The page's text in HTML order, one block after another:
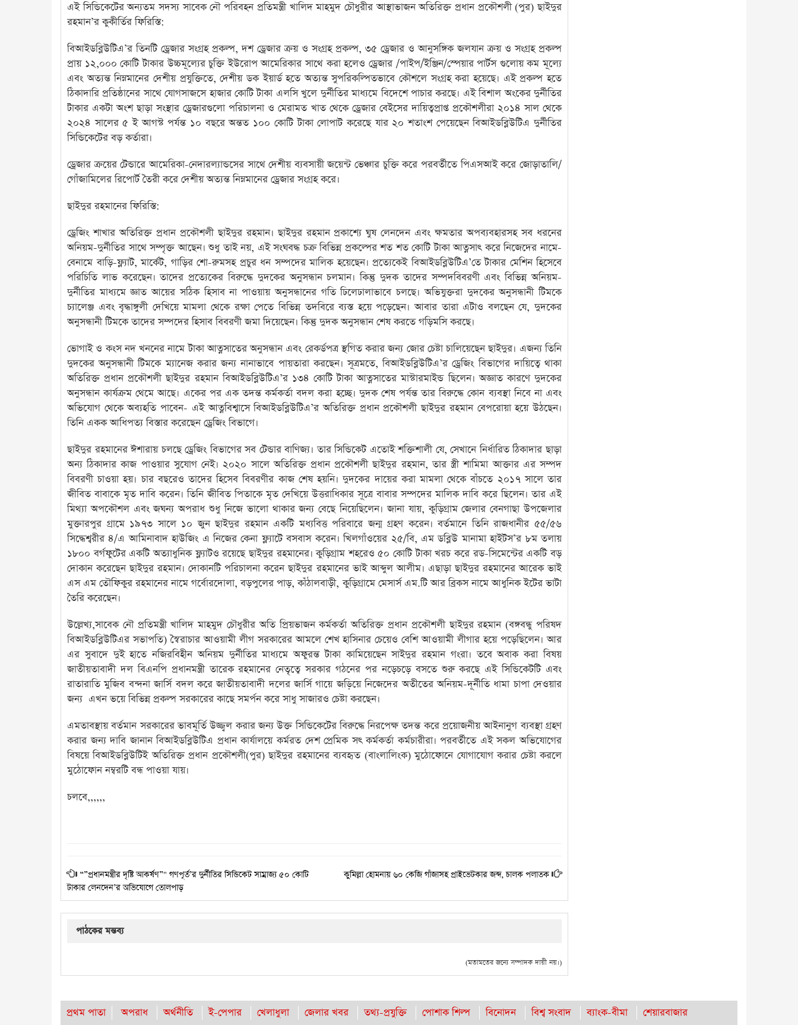
এই সিন্ডিকেটের অন্যতম সদস্য সাবেক নৌ পরিবহন প্রতিমন্ত্রী খালিদ মাহমুদ চৌধুরীর আস্থাভাজন অতিরিক্ত প্রধান প্রকৌশলী (পুর) ছাইদুর
রহমান’র কুকীর্তির ফিরিস্তি:
বিআইডব্লিউটিএ’র তিনটি ড্রেজার সংগ্রহ প্রকল্প, দশ ড্রেজার ক্রয় ও সংগ্রহ প্রকল্প, ৩৫ ড্রেজার ও আনুসঙ্গিক জলযান ক্রয় ও সংগ্রহ প্রকল্প
প্রায় ১২,০০০ কোটি টাকার উচ্চমূল্যের চুক্তি ইউরোপ আমেরিকার সাথে করা হলেও ড্রেজার /পাইপ/ইঞ্জিন/স্পেয়ার পার্টস গুলোয় কম মূল্যে
এবং অত্যন্ত নিম্নমানের দেশীয় প্রযুক্তিতে, দেশীয় ডক ইয়ার্ড হতে অত্যন্ত সুপরিকল্পিতভাবে কৌশলে সংগ্রহ করা হয়েছে। এই প্রকল্প হতে
ঠিকাদারি প্রতিষ্ঠানের সাথে যোগসাজসে হাজার কোটি টাকা এলসি খুলে দুর্নীতির মাধ্যমে বিদেশে পাচার করছে। এই বিশাল অংকের দুর্নীতির
টাকার একটা অংশ ছাড়া সংস্থার ড্রেজারগুলো পরিচালনা ও মেরামত খাত থেকে ড্রেজার বেইসের দায়িত্বপ্রাপ্ত প্রকৌশলীরা ২০১৪ সাল থেকে
২০২৪ সালের ৫ ই আগস্ট পর্যন্ত ১০ বছরে অন্তত ১০০ কোটি টাকা লোপাট করেছে যার ২০ শতাংশ পেয়েছেন বিআইডব্লিউটিএ দুর্নীতির
সিন্ডিকেটের বড় কর্তারা।
ড্রেজার ক্রয়ের টেন্ডারে আমেরিকা-নেদারল্যান্ডসের সাথে দেশীয় ব্যবসায়ী জয়েন্ট ভেঞ্চার চুক্তি করে পরবর্তীতে পিএসআই করে জোড়াতালি/
গোঁজামিলের রিপোর্ট তৈরী করে দেশীয় অত্যন্ত নিম্নমানের ড্রেজার সংগ্রহ করে।
ছাইদুর রহমানের ফিরিস্তি:
ড্রেজিং শাখার অতিরিক্ত প্রধান প্রকৌশলী ছাইদুর রহমান। ছাইদুর রহমান প্রকাশ্যে ঘুষ লেনদেন এবং ক্ষমতার অপব্যবহারসহ সব ধরনের
অনিয়ম-দুর্নীতির সাথে সম্পৃক্ত আছেন। শুধু তাই নয়, এই সংঘবদ্ধ চক্র বিভিন্ন প্রকল্পের শত শত কোটি টাকা আত্নসাৎ করে নিজেদের নামে-
বেনামে বাড়ি-ফ্ল্যাট, মার্কেট, গাড়ির শো-রুমসহ প্রচুর ধন সম্পদের মালিক হয়েছেন। প্রত্যেকেই বিআইডব্লিউটিএ’তে টাকার মেশিন হিসেবে
পরিচিতি লাভ করেছেন। তাদের প্রত্যেকের বিরুদ্ধে দুদকের অনুসন্ধান চলমান। কিন্তু দুদক তাদের সম্পদবিবরণী এবং বিভিন্ন অনিয়ম-
দুর্নীতির মাধ্যমে জ্ঞাত আয়ের সঠিক হিসাব না পাওয়ায় অনুসন্ধানের গতি ঢিলেঢালাভাবে চলছে। অভিযুক্তরা দুদকের অনুসন্ধানী টিমকে
চ্যালেঞ্জ এবং বৃদ্ধাঙ্গুলী দেখিয়ে মামলা থেকে রক্ষা পেতে বিভিন্ন তদবিরে ব্যস্ত হয়ে পড়েছেন। আবার তারা এটাও বলছেন যে, দুদকের
অনুসন্ধানী টিমকে তাদের সম্পদের হিসাব বিবরণী জমা দিয়েছেন। কিন্তু দুদক অনুসন্ধান শেষ করতে গড়িমসি করছে।
ভোগাই ও কংস নদ খননের নামে টাকা আত্নসাতের অনুসন্ধান এবং রেকর্ডপত্র স্থগিত করার জন্য জোর চেষ্টা চালিয়েছেন ছাইদুর। এজন্য তিনি
দুদকের অনুসন্ধানী টিমকে ম্যানেজ করার জন্য নানাভাবে পায়তারা করছেন। সূত্রমতে, বিআইডব্লিউটিএ’র ড্রেজিং বিভাগের দায়িত্বে থাকা
অতিরিক্ত প্রধান প্রকৌশলী ছাইদুর রহমান বিআইডব্লিউটিএ’র ১৩৪ কোটি টাকা আত্নসাতের মাস্টারমাইন্ড ছিলেন। অজ্ঞাত কারণে দুদকের
অনুসন্ধান কার্যক্রম থেমে আছে। একের পর এক তদন্ত কর্মকর্তা বদল করা হচ্ছে। দুদক শেষ পর্যন্ত তার বিরুদ্ধে কোন ব্যবস্থা নিবে না এবং
অভিযোগ থেকে অব্যহতি পাবেন- এই আত্নবিশ্বাসে বিআইডব্লিউটিএ’র অতিরিক্ত প্রধান প্রকৌশলী ছাইদুর রহমান বেপরোয়া হয়ে উঠছেন।
তিনি একক আধিপত্য বিস্তার করেছেন ড্রেজিং বিভাগে।
ছাইদুর রহমানের ঈশারায় চলছে ড্রেজিং বিভাগের সব টেন্ডার বাণিজ্য। তার সিন্ডিকেট এতোই শক্তিশালী যে, সেখানে নির্ধারিত ঠিকাদার ছাড়া
অন্য ঠিকাদার কাজ পাওয়ার সুযোগ নেই। ২০২০ সালে অতিরিক্ত প্রধান প্রকৌশলী ছাইদুর রহমান, তার স্ত্রী শামিমা আক্তার এর সম্পদ
বিবরণী চাওয়া হয়। চার বছরেও তাদের হিসেব বিবরণীর কাজ শেষ হয়নি। দুদকের দায়ের করা মামলা থেকে বাঁচতে ২০১৭ সালে তার
জীবিত বাবাকে মৃত দাবি করেন। তিনি জীবিত পিতাকে মৃত দেখিয়ে উত্তরাধিকার সূত্রে বাবার সম্পদের মালিক দাবি করে ছিলেন। তার এই
মিথ্যা অপকৌশল এবং জঘন্য অপরাধ শুধু নিজে ভালো থাকার জন্য বেছে নিয়েছিলেন। জানা যায়, কুড়িগ্রাম জেলার বেনগাছা উপজেলার
মুক্তারপুর গ্রামে ১৯৭৩ সালে ১০ জুন ছাইদুর রহমান একটি মধ্যবিত্ত পরিবারে জন্ম গ্রহণ করেন। বর্তমানে তিনি রাজধানীর ৫৫/৫৬
সিদ্ধেশ্বরীর ৪/এ আমিনাবাদ হাউজিং এ নিজের কেনা ফ্ল্যাটে বসবাস করেন। খিলগাঁওয়ের ২৫/বি, এম ডব্লিউ মানামা হাইটস’র ৮ম তলায়
১৮০০ বর্গফুটের একটি অত্যাধুনিক ফ্ল্যাটও রয়েছে ছাইদুর রহমানের। কুড়িগ্রাম শহরেও ৫০ কোটি টাকা খরচ করে রড-সিমেন্টের একটি বড়
দোকান করেছেন ছাইদুর রহমান। দোকানটি পরিচালনা করেন ছাইদুর রহমানের ভাই আব্দুল আলীম। এছাড়া ছাইদুর রহমানের আরেক ভাই
এস এম তৌফিকুর রহমানের নামে গর্বোরদোলা, বড়পুলের পাড়, কাঁঠালবাড়ী, কুড়িগ্রামে মেসার্স এম.টি আর ব্রিকস নামে আধুনিক ইটের ভাটা
তৈরি করেছেন।
উল্লেখ্য,সাবেক নৌ প্রতিমন্ত্রী খালিদ মাহমুদ চৌধুরীর অতি প্রিয়ভাজন কর্মকর্তা অতিরিক্ত প্রধান প্রকৌশলী ছাইদুর রহমান (বঙ্গবন্ধু পরিষদ
বিআইডব্লিউটিএর সভাপতি) স্বৈরাচার আওয়ামী লীগ সরকারের আমলে শেখ হাসিনার চেয়েও বেশি আওয়ামী লীগার হয়ে পড়েছিলেন। আর
এর সুবাদে দুই হাতে নজিরবিহীন অনিয়ম দুর্নীতির মাধ্যমে অফুরন্ত টাকা কামিয়েছেন সাইদুর রহমান গংরা। তবে অবাক করা বিষয়
জাতীয়তাবাদী দল বিএনপি প্রধানমন্ত্রী তারেক রহমানের নেতৃত্বে সরকার গঠনের পর নড়েচড়ে বসতে শুরু করছে এই সিন্ডিকেটটি এবং
রাতারাতি মুজিব বন্দনা জার্সি বদল করে জাতীয়তাবাদী দলের জার্সি গায়ে জড়িয়ে নিজেদের অতীতের অনিয়ম-দূর্নীতি ধামা চাপা দেওয়ার
জন্য এখন ভয়ে বিভিন্ন প্রকল্প সরকারের কাছে সমর্পন করে সাধু সাজারও চেষ্টা করছেন।
এমতাবস্থায় বর্তমান সরকারের ভাবমূর্তি উজ্জ্বল করার জন্য উক্ত সিন্ডিকেটের বিরুদ্ধে নিরপেক্ষ তদন্ত করে প্রয়োজনীয় আইনানুগ ব্যবস্থা গ্রহণ
করার জন্য দাবি জানান বিআইডব্লিউটিএ প্রধান কার্যালয়ে কর্মরত দেশ প্রেমিক সৎ কর্মকর্তা কর্মচারীরা। পরবর্তীতে এই সকল অভিযোগের
বিষয়ে বিআইডব্লিউটিই অতিরিক্ত প্রধান প্রকৌশলী(পুর) ছাইদুর রহমানের ব্যবহৃত (বাংলালিংক) মুঠোফোনে যোগাযোগ করার চেষ্টা করলে
মুঠোফোন নম্বরটি বন্ধ পাওয়া যায়।
চলবে,,,,,,
“”প্রধানমন্ত্রীর দৃষ্টি আকর্ষণ”" গণপূর্ত’র দুর্নীতির সিন্ডিকেট সাম্রাজ্য ৫০ কোটি
টাকার লেনদেন’র অভিযোগে তোলপাড়
কুমিল্লা হোমনায় ৬০ কেজি গাঁজাসহ প্রাইভেটকার জব্দ, চালক পলাতক
পাঠকের মন্তব্য
(মতামতের জন্যে সম্পাদক দায়ী নয়।)
প্রথম পাতা অপরাধ অর্থনীতি ই-পেপার খেলাধুলা জেলার খবর তথ্য-প্রযুক্তি পোশাক শিল্প বিনোদন বিশ্ব সংবাদ ব্যাংক-বীমা শেয়ারবাজার